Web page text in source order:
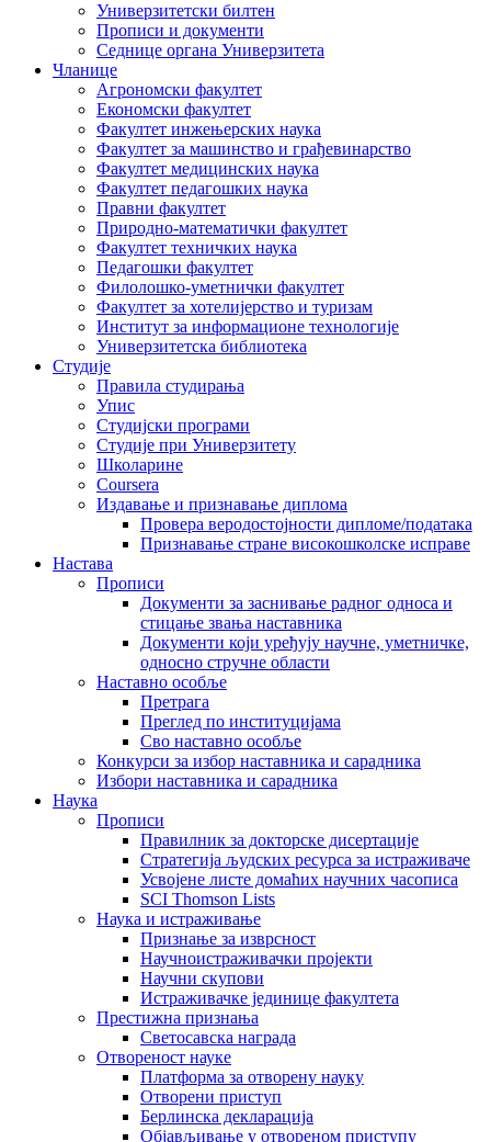
Универзитетски билтен
Прописи и документи
Седнице органа Универзитета
Чланице
Агрономски факултет
Економски факултет
Факултет инжењерских наука
Факултет за машинство и грађевинарство
Факултет медицинских наука
Факултет педагошких наука
Правни факултет
Природно-математички факултет
Факултет техничких наука
Педагошки факултет
Филолошко-уметнички факултет
Факултет за хотелијерство и туризам
Институт за информационе технологије
Универзитетска библиотека
Студије
Правила студирања
Упис
Студијски програми
Студије при Универзитету
Школарине
Coursera
Издавање и признавање диплома
Провера веродостојности дипломе/података
Признавање стране високошколске исправе
Настава
Прописи
Документи за заснивање радног односа и
стицање звања наставника
Документи који уређују научне, уметничке,
односно стручне области
Наставно особље
Претрага
Преглед по институцијама
Сво наставно особље
Конкурси за избор наставника и сарадника
Избори наставника и сарадника
Наука
Прописи
Правилник за докторске дисертације
Стратегија људских ресурса за истраживаче
Усвојене листе домаћих научних часописа
SCI Thomson Lists
Наука и истраживање
Признање за изврсност
Научноистраживачки пројекти
Научни скупови
Истраживачке јединице факултета
Престижна признања
Светосавска награда
Отвореност науке
Платформа за отворену науку
Отворени приступ
Берлинска декларација
Објављивање у отвореном приступу